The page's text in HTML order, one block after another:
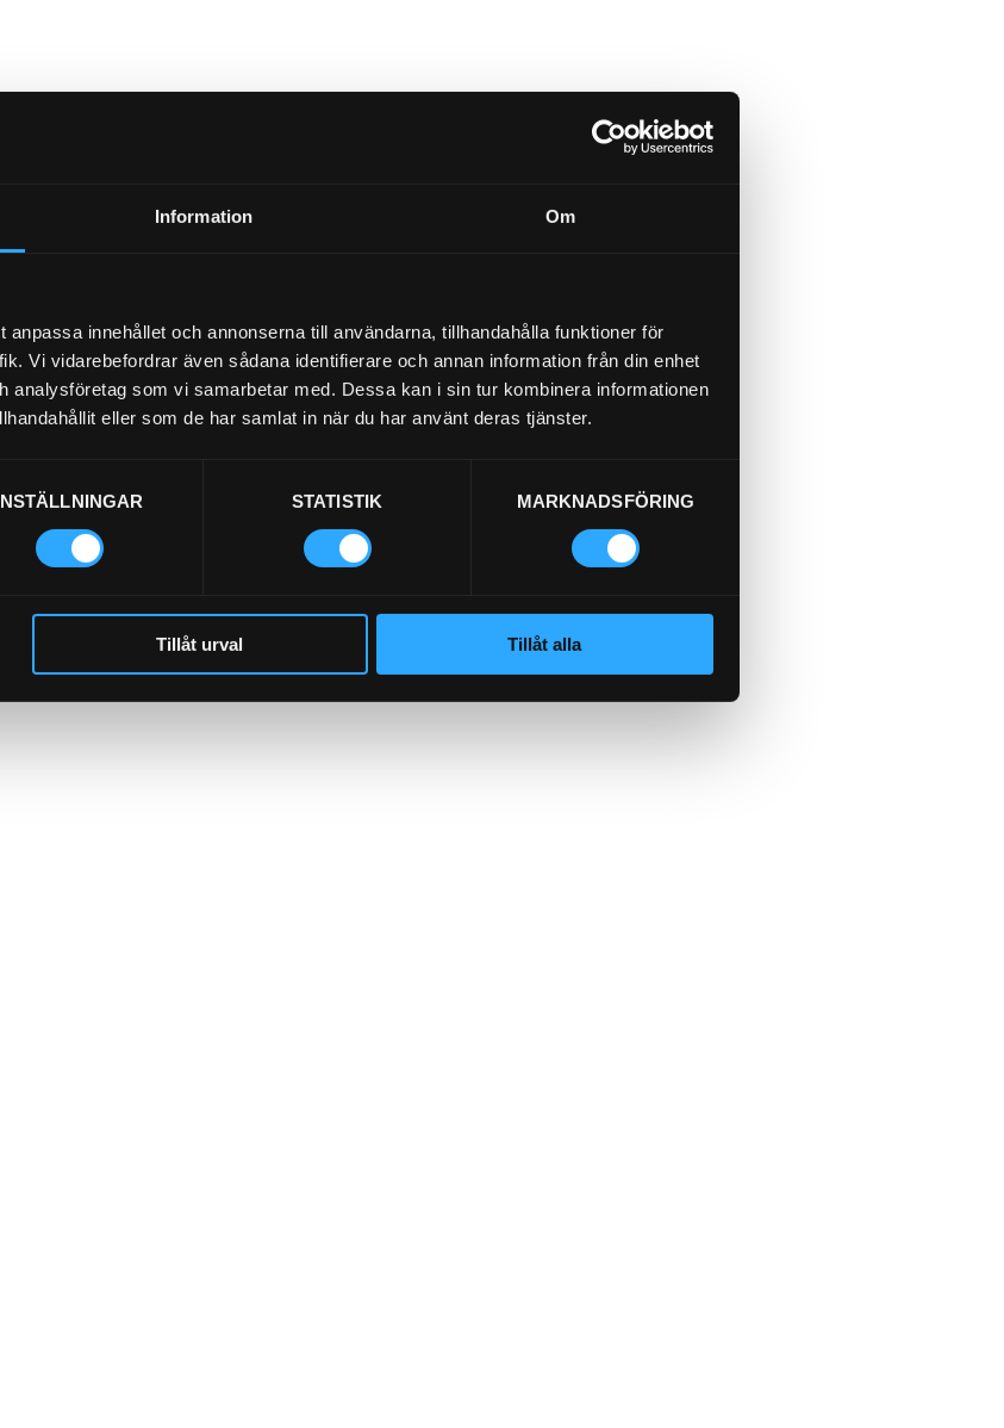
Information Om
innehållet och annonserna till användarna, tillhandahålla funktioner för
Vi vidarebefordrar även sådana identifierare och annan information från din enhet
analysföretag som vi samarbetar med. Dessa kan i sin tur kombinera informationen
eller som de har samlat in när du har använt deras tjänster.
STATISTIK MARKNADSFÖRING
Tillåt urval Tillåt alla